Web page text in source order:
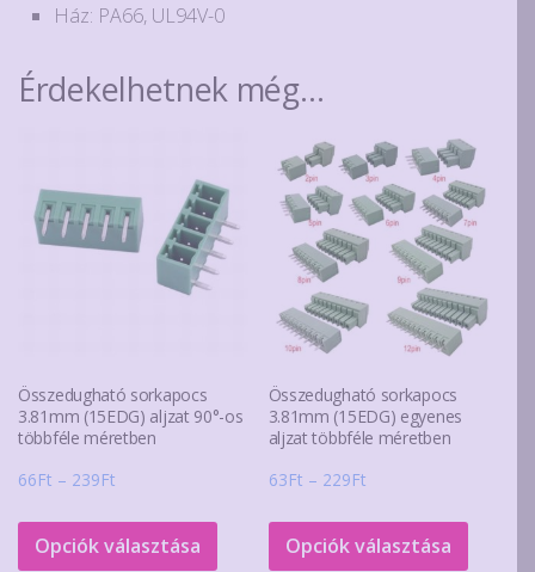
Ház: PA66, UL94V-0
Érdekelhetnek még…
Összedugható sorkapocs
3.81mm (15EDG) aljzat 90°-os
többféle méretben
66Ft – 239Ft
-
Opciók választása
Összedugható sorkapocs
3.81mm (15EDG) egyenes
aljzat többféle méretben
63Ft – 229FtÁrtartomány:
-
Opciók választása
Ennek